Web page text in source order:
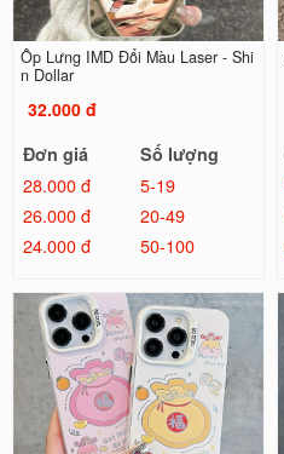
Ốp Lưng IMD Đổi Màu Laser - Shi
n Dollar
32.000 đ
Đơn giá
Số lượng
28.000 đ
5-19
26.000 đ
20-49
24.000 đ
50-100